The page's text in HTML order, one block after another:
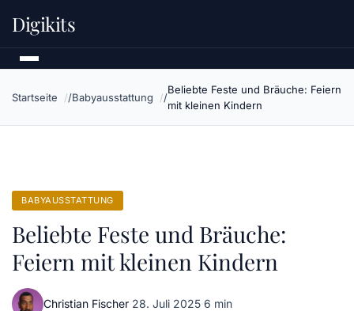
Digikits
Startseite Babyausstattung
Beliebte Feste und Bräuche: Feiern
mit kleinen Kindern
BABYAUSSTATTUNG
Beliebte Feste und Bräuche:
Feiern mit kleinen Kindern
Christian Fischer·28. Juli 2025·6 min